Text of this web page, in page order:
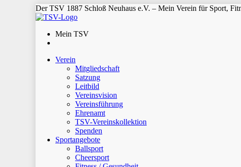
Der TSV 1887 Schloß Neuhaus e.V. – Mein Verein für Sport,
Mein TSV
Verein
Mitgliedschaft
Satzung
Leitbild
Vereinsvision
Vereinsführung
Ehrenamt
TSV-Vereinskollektion
Spenden
Sportangebote
Ballsport
Cheersport